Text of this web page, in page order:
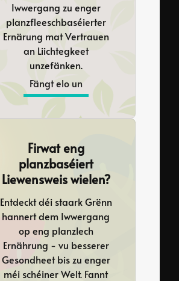
Iwwergang zu enger
planzfleeschbaséierter
Ernärung mat Vertrauen
an Liichtegkeet
unzefänken.
Fängt elo un
Firwat eng
planzbaséiert
Liewensweis wielen?
Entdeckt déi staark Grënn
hannert dem Iwwergang
op eng planzlech
Ernährung - vu besserer
Gesondheet bis zu enger
méi schéiner Welt. Fannt